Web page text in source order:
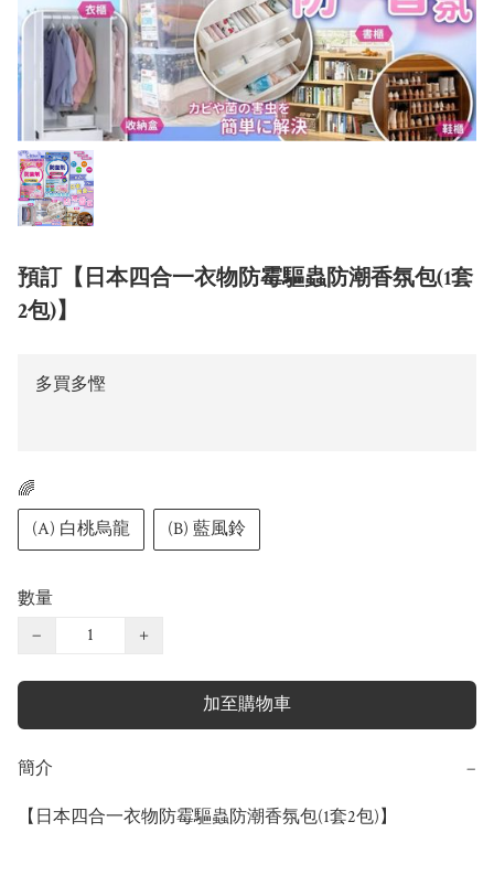
預訂【日本四合一衣物防霉驅蟲防潮香氛包(1套
2包)】
多買多慳
🌈
(A) 白桃烏龍
(B) 藍風鈴
數量
−
+
加至購物車
簡介 −
【日本四合一衣物防霉驅蟲防潮香氛包(1套2包)】